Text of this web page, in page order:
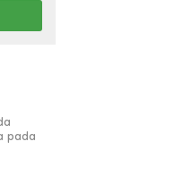
pada